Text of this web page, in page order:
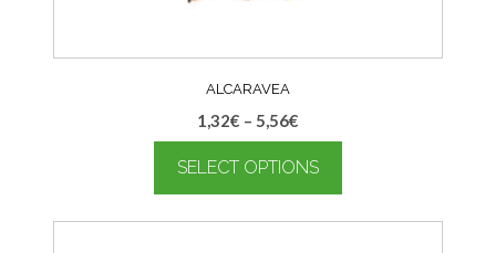
ALCARAVEA
1,32€ – 5,56€
SELECT OPTIONS